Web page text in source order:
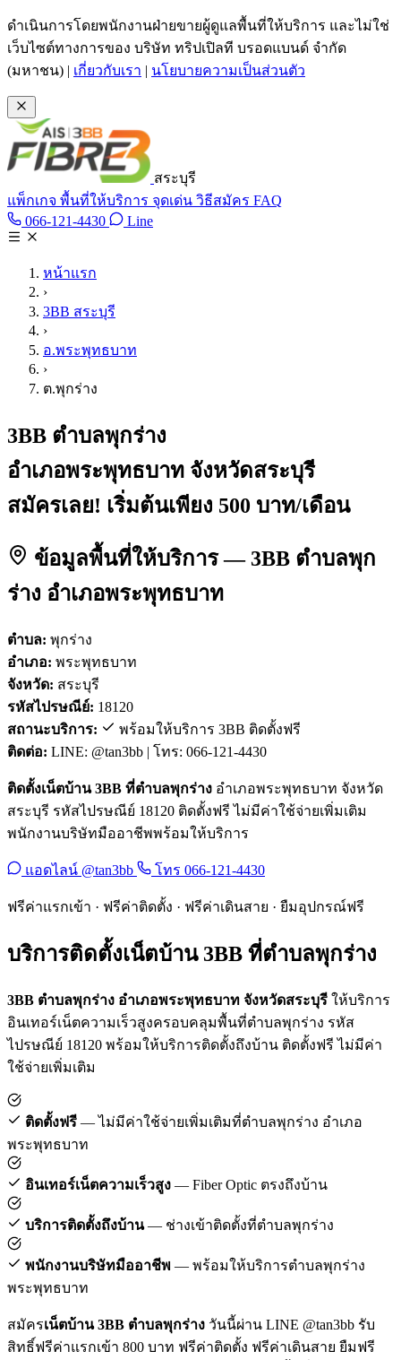
ข้ามไปเนื้อหาหลัก
ดำเนินการโดยพนักงานฝ่ายขายผู้ดูแลพื้นที่ให้บริการ และไม่ใช่
เว็บไซต์ทางการของ บริษัท ทริปเปิลที บรอดแบนด์ จำกัด
(มหาชน) | เกี่ยวกับเรา | นโยบายความเป็นส่วนตัว
สระบุรี
แพ็กเกจ พื้นที่ให้บริการ จุดเด่น วิธีสมัคร FAQ
066-121-4430 โทร 066-121-4430
LineLine @tan3bb
หน้าแรก
›
3BB สระบุรี
›
อ.พระพุทธบาท
›
ต.พุกร่าง
3BB ตำบลพุกร่าง
อำเภอพระพุทธบาท จังหวัดสระบุรี
สมัครเลย! เริ่มต้นเพียง 500 บาท/เดือน
ข้อมูลพื้นที่ให้บริการ — 3BB ตำบลพุก
ร่าง อำเภอพระพุทธบาท
ตำบล: พุกร่าง
อำเภอ: พระพุทธบาท
จังหวัด: สระบุรี
รหัสไปรษณีย์: 18120
สถานะบริการ:
พร้อมให้บริการ 3BB ติดตั้งฟรี
ติดต่อ: LINE: @tan3bb | โทร: 066-121-4430
ติดตั้งเน็ตบ้าน 3BB ที่ตำบลพุกร่าง อำเภอพระพุทธบาท จังหวัด
สระบุรี รหัสไปรษณีย์ 18120 ติดตั้งฟรี ไม่มีค่าใช้จ่ายเพิ่มเติม
พนักงานบริษัทมืออาชีพพร้อมให้บริการ
แอดไลน์ @tan3bb โทร 066-121-4430
ฟรีค่าแรกเข้า · ฟรีค่าติดตั้ง · ฟรีค่าเดินสาย · ยืมอุปกรณ์ฟรี
บริการติดตั้งเน็ตบ้าน 3BB ที่ตำบลพุกร่าง
3BB ตำบลพุกร่าง อำเภอพระพุทธบาท จังหวัดสระบุรี ให้บริการ
อินเทอร์เน็ตความเร็วสูงครอบคลุมพื้นที่ตำบลพุกร่าง รหัส
ไปรษณีย์ 18120 พร้อมให้บริการติดตั้งถึงบ้าน ติดตั้งฟรี ไม่มีค่า
ใช้จ่ายเพิ่มเติม
ติดตั้งฟรี — ไม่มีค่าใช้จ่ายเพิ่มเติมที่ตำบลพุกร่าง อำเภอ
พระพุทธบาท
อินเทอร์เน็ตความเร็วสูง — Fiber Optic ตรงถึงบ้าน
บริการติดตั้งถึงบ้าน— ช่างเข้าติดตั้งที่ตำบลพุกร่าง
พนักงานบริษัทมืออาชีพ — พร้อมให้บริการตำบลพุกร่าง
พระพุทธบาท
สมัครเน็ตบ้าน 3BB ตำบลพุกร่าง วันนี้ผ่าน LINE @tan3bb รับ
สิทธิ์ฟรีค่าแรกเข้า 800 บาท ฟรีค่าติดตั้ง ฟรีค่าเดินสาย ยืมฟรี